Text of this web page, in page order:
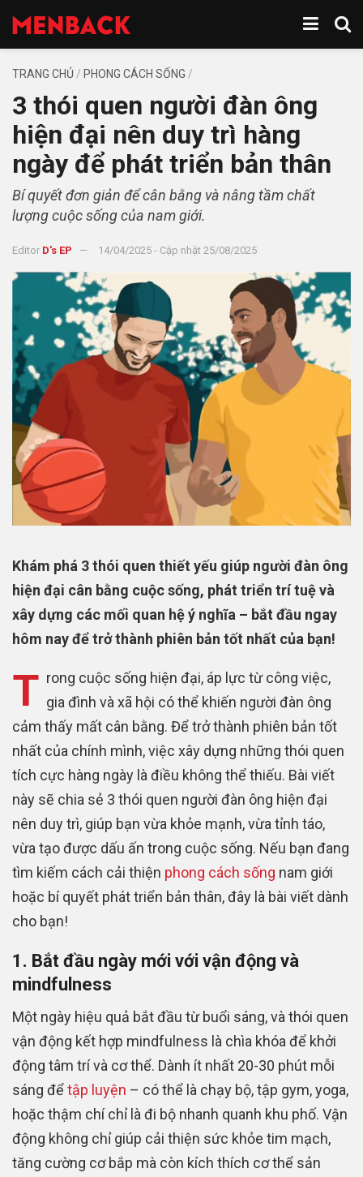
TRANG CHỦ / PHONG CÁCH SỐNG /
3 thói quen người đàn ông
hiện đại nên duy trì hàng
ngày để phát triển bản thân
Bí quyết đơn giản để cân bằng và nâng tầm chất
lượng cuộc sống của nam giới.
Editor D's EP 14/04/2025 - Cập nhật 25/08/2025
Khám phá 3 thói quen thiết yếu giúp người đàn ông
hiện đại cân bằng cuộc sống, phát triển trí tuệ và
xây dựng các mối quan hệ ý nghĩa – bắt đầu ngay
hôm nay để trở thành phiên bản tốt nhất của bạn!
T rong cuộc sống hiện đại, áp lực từ công việc,
gia đình và xã hội có thể khiến người đàn ông
cảm thấy mất cân bằng. Để trở thành phiên bản tốt
nhất của chính mình, việc xây dựng những thói quen
tích cực hàng ngày là điều không thể thiếu. Bài viết
này sẽ chia sẻ 3 thói quen người đàn ông hiện đại
nên duy trì, giúp bạn vừa khỏe mạnh, vừa tỉnh táo,
vừa tạo được dấu ấn trong cuộc sống. Nếu bạn đang
tìm kiếm cách cải thiện phong cách sống nam giới
hoặc bí quyết phát triển bản thân, đây là bài viết dành
cho bạn!
1. Bắt đầu ngày mới với vận động và
mindfulness
Một ngày hiệu quả bắt đầu từ buổi sáng, và thói quen
vận động kết hợp mindfulness là chìa khóa để khởi
động tâm trí và cơ thể. Dành ít nhất 20-30 phút mỗi
sáng đểtập luyện – có thể là chạy bộ, tập gym, yoga,
hoặc thậm chí chỉ là đi bộ nhanh quanh khu phố. Vận
động không chỉ giúp cải thiện sức khỏe tim mạch,
tăng cường cơ bắp mà còn kích thích cơ thể sản